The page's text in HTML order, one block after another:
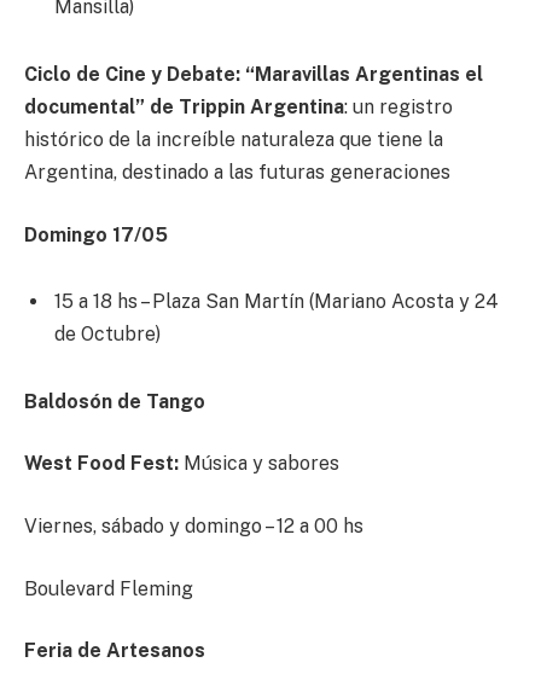
Mansilla)
Ciclo de Cine y Debate: “Maravillas Argentinas el
documental” de Trippin Argentina: un registro
histórico de la increíble naturaleza que tiene la
Argentina, destinado a las futuras generaciones
Domingo 17/05
15 a 18 hs – Plaza San Martín (Mariano Acosta y 24
de Octubre)
Baldosón de Tango
West Food Fest: Música y sabores
Viernes, sábado y domingo – 12 a 00 hs
Boulevard Fleming
Feria de Artesanos